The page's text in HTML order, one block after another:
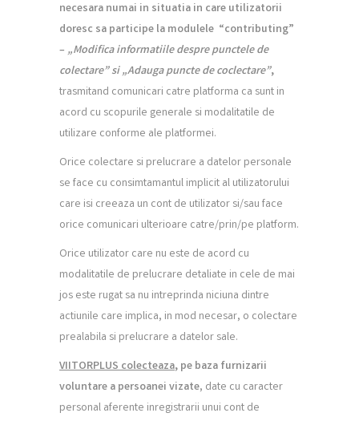
necesara numai in situatia in care utilizatorii
doresc sa participe la modulele “contributing”
– „Modifica informatiile despre punctele de
colectare” si „Adauga puncte de coclectare”,
trasmitand comunicari catre platforma ca sunt in
acord cu scopurile generale si modalitatile de
utilizare conforme ale platformei.
Orice colectare si prelucrare a datelor personale
se face cu consimtamantul implicit al utilizatorului
care isi creeaza un cont de utilizator si/sau face
orice comunicari ulterioare catre/prin/pe platform.
Orice utilizator care nu este de acord cu
modalitatile de prelucrare detaliate in cele de mai
jos este rugat sa nu intreprinda niciuna dintre
actiunile care implica, in mod necesar, o colectare
prealabila si prelucrare a datelor sale.
VIITORPLUS colecteaza, pe baza furnizarii
voluntare a persoanei vizate, date cu caracter
personal aferente inregistrarii unui cont de